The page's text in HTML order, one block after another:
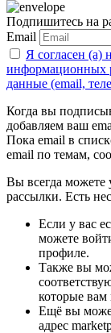
Подпишитесь на
Email
Я согласен (а)
информационных
данные (email,
Когда вы
добавляем ваш
Пока email в
email по темам,
Вы всегда можете
рассылки. Есть
Если у вас
можете
профиле.
Также вы
которые вам
Ещё вы
адрес